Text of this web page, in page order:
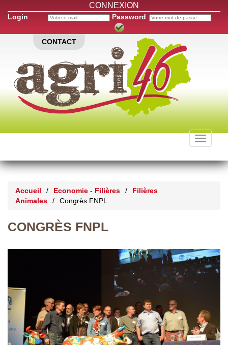
CONNEXION
Login Password
CONTACT
Toggle
Accueil / Economie - Filières /
Filières
Animales
/ Congrès FNPL
CONGRÈS FNPL